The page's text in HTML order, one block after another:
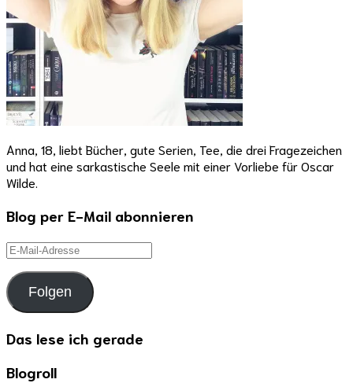
Anna, 18, liebt Bücher, gute Serien, Tee, die drei Fragezeichen
und hat eine sarkastische Seele mit einer Vorliebe für Oscar
Wilde.
Blog per E-Mail abonnieren
E-
Mail-
Adresse
Folgen
Das lese ich gerade
Blogroll